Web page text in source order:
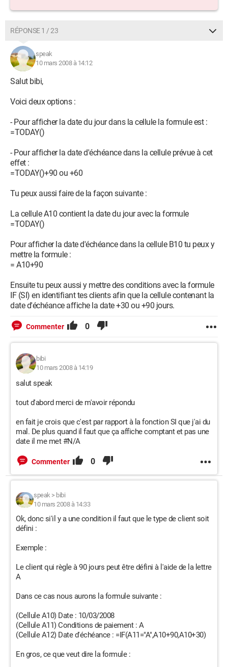
RÉPONSE 1 / 23
speak
10 mars 2008 à 14:12
Salut bibi,
Voici deux options :
- Pour afficher la date du jour dans la cellule la formule est :
=TODAY()
- Pour afficher la date d'échéance dans la cellule prévue à cet
effet :
=TODAY()+90 ou +60
Tu peux aussi faire de la façon suivante :
La cellule A10 contient la date du jour avec la formule
=TODAY()
Pour afficher la date d'échéance dans la cellule B10 tu peux y
mettre la formule :
= A10+90
Ensuite tu peux aussi y mettre des conditions avec la formule
IF (SI) en identifiant tes clients afin que la cellule contenant la
date d'échéance affiche la date +30 ou +90 jours.
Commenter 0
bibi
10 mars 2008 à 14:19
salut speak
tout d'abord merci de m'avoir répondu
en fait je crois que c'est par rapport à la fonction SI que j'ai du
mal. De plus quand il faut que ça affiche comptant et pas une
date il me met #N/A
Commenter 0
speak> bibi
10 mars 2008 à 14:33
Ok, donc si'il y a une condition il faut que le type de client soit
défini :
Exemple :
Le client qui règle à 90 jours peut être défini à l'aide de la lettre
A
Dans ce cas nous aurons la formule suivante :
(Cellule A10) Date : 10/03/2008
(Cellule A11) Conditions de paiement : A
(Cellule A12) Date d'échéance : =IF(A11="A",A10+90,A10+30)
En gros, ce que veut dire la formule :